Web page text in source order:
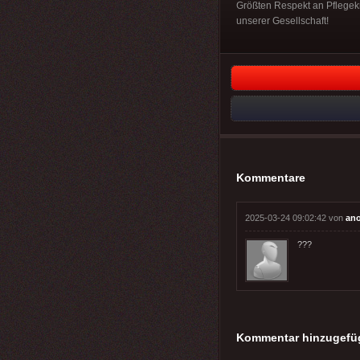
Größten Respekt an
unserer Gesellschaft!
Kommentare
2025-03-24 09:02:42 von
???
Kommentar